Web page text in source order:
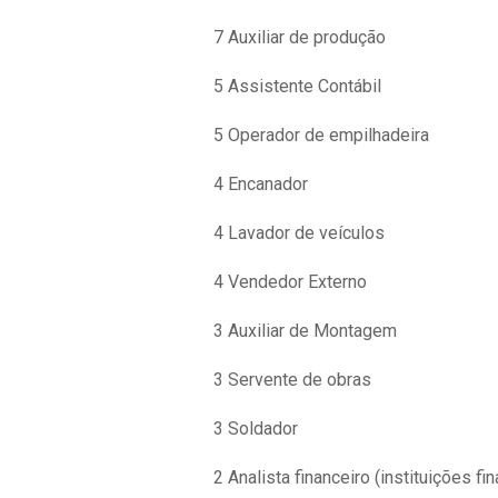
7 Auxiliar de produção
5 Assistente Contábil
5 Operador de empilhadeira
4 Encanador
4 Lavador de veículos
4 Vendedor Externo
3 Auxiliar de Montagem
3 Servente de obras
3 Soldador
2 Analista financeiro (instituições